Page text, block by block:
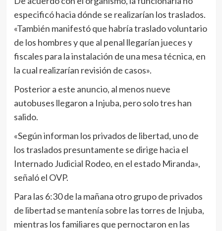
especificó hacia dónde se realizarían los traslados.
«También manifestó que habría traslado voluntario
de los hombres y que al penal llegarían jueces y
fiscales para la instalación de una mesa técnica, en
la cual realizarían revisión de casos».
Posterior a este anuncio, al menos nueve
autobuses llegaron a Injuba, pero solo tres han
salido.
«Según informan los privados de libertad, uno de
los traslados presuntamente se dirige hacia el
Internado Judicial Rodeo, en el estado Miranda»,
señaló el OVP.
Para las 6:30 de la mañana otro grupo de privados
de libertad se mantenía sobre las torres de Injuba,
mientras los familiares que pernoctaron en las